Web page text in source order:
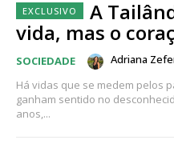
A
vida, mas o
SOCIEDADE Adriana
Há vidas que se medem pelos
ganham sentido no
anos,...